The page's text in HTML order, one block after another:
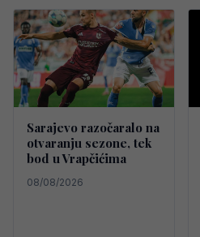
Sarajevo razočaralo na
otvaranju sezone, tek
bod u Vrapčićima
08/08/2026